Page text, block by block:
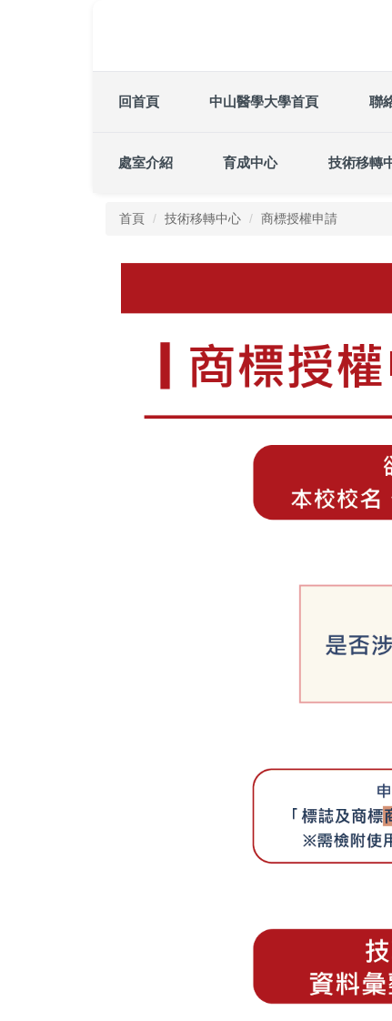
回首頁 中山醫學大學首頁 聯
處室介紹 育成中心 技術移轉
首頁 技術移轉中心 商標授權申請